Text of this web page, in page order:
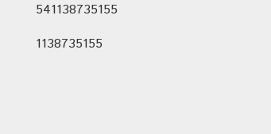
541138735155
1138735155